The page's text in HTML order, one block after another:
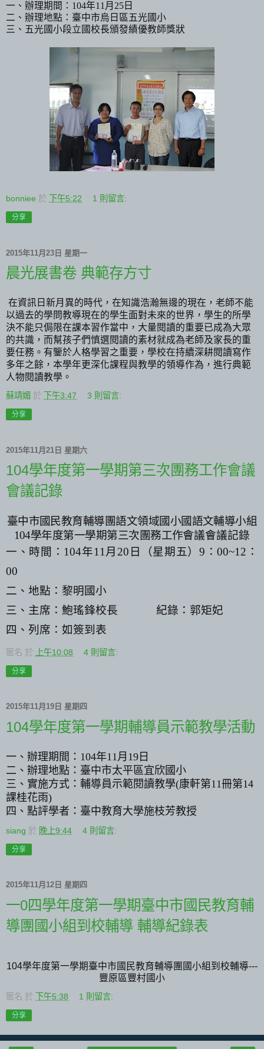
一、辦理期間： 104年11 月 25 日
二、辦理地點：臺中市烏日區五光國小
三、五光國小段立國校長頒發績優教師獎狀
bonniee 於 下午5:22 1 則留言:
分享
2015年11月23日 星期一
晨光展書卷 典範存方寸
在資訊日新月異的時代，在知識浩瀚無邊的現在，老師不能
以過去的學問教導現在的學生面對未來的世界，學生的所學
決不能只侷限在課本習作當中，大量閱讀的重要已成為大眾
的共識，而幫孩子們慎選閱讀的素材就成為老師及家長的重
要任務。有鑒於人格學習之重要，學校在持續深耕閱讀寫作
多年之餘，本學年更深化課程與教學的領導作為，進行典範
人物閱讀教學。
蘇靖媚 於 下午3:47 3 則留言:
分享
2015年11月21日 星期六
104學年度第一學期第三次團務工作會議
會議記錄
臺中市國民教育輔導團語文領域國小國語文輔導小組
104學年度第一學期第三次團務工作會議會議記錄
一、時間： 104年11 月 20 日（星期五） 9 ：00~12 ：
00
二、地點：黎明國小
三、主席：鮑瑤鋒校長
紀錄：郭矩妃
四、列席：如簽到表
匿名 於 上午10:08 4 則留言:
分享
2015年11月19日 星期四
104學年度第一學期輔導員示範教學活動
一、辦理期間： 104年11 月 19 日
二、辦理地點：臺中市太平區宜欣國小
三、實施方式：輔導員示範閱讀教學(康軒第11冊第14
課桂花雨)
四、點評學者：臺中教育大學施枝芳教授
siang 於 晚上9:44 4 則留言:
分享
2015年11月12日 星期四
一0四學年度第一學期臺中市國民教育輔
導團國小組到校輔導 輔導紀錄表
104學年度第一學期臺中市國民教育輔導團國小組到校輔導---
豐原區豐村國小
匿名 於 下午5:38 1 則留言:
分享